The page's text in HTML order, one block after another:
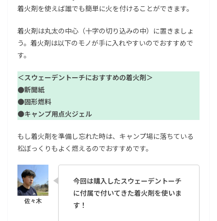
着火剤を使えば誰でも簡単に火を付けることができます。
着火剤は丸太の中心（十字の切り込みの中）に置きましょ
う。着火剤は以下のモノが手に入れやすいのでおすすめで
す。
＜スウェーデントーチにおすすめの着火剤＞
●新聞紙
●固形燃料
●キャンプ用点火ジェル
もし着火剤を準備し忘れた時は、キャンプ場に落ちている
松ぼっくりもよく燃えるのでおすすめです。
今回は購入したスウェーデントーチ
に付属で付いてきた着火剤を使いま
す！